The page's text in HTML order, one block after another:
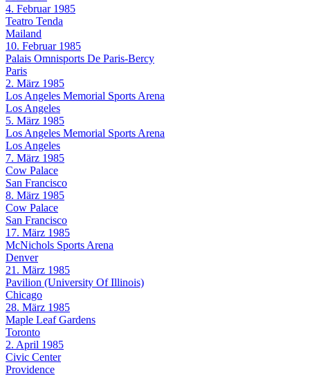
4. Februar 1985
Teatro Tenda
Mailand
10. Februar 1985
Palais Omnisports De Paris-Bercy
Paris
2. März 1985
Los Angeles Memorial Sports Arena
Los Angeles
5. März 1985
Los Angeles Memorial Sports Arena
Los Angeles
7. März 1985
Cow Palace
San Francisco
8. März 1985
Cow Palace
San Francisco
17. März 1985
McNichols Sports Arena
Denver
21. März 1985
Pavilion (University Of Illinois)
Chicago
28. März 1985
Maple Leaf Gardens
Toronto
2. April 1985
Civic Center
Providence